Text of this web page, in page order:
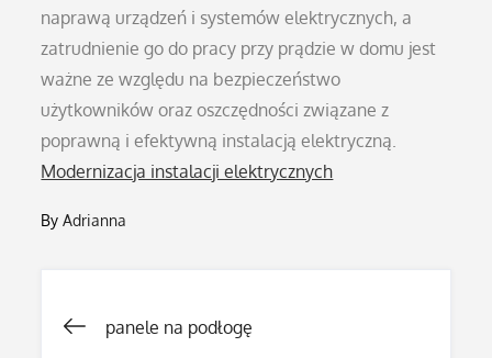
naprawą urządzeń i systemów elektrycznych, a
zatrudnienie go do pracy przy prądzie w domu jest
ważne ze względu na bezpieczeństwo
użytkowników oraz oszczędności związane z
poprawną i efektywną instalacją elektryczną.
Modernizacja instalacji elektrycznych
ByAdrianna
Nawigacja
panele na podłogę